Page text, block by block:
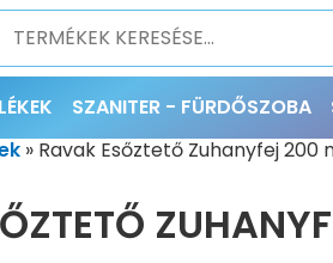
SZANITER - FÜRDŐSZOBA
» Ravak Esőztető Zuhanyfej 200